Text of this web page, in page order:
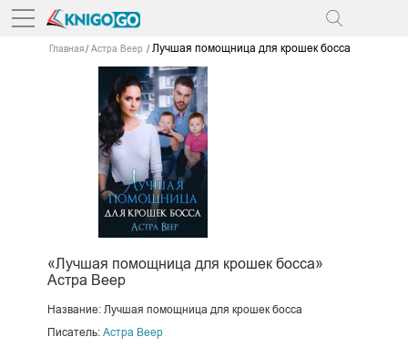
Главная Астра Веер Лучшая помощница для крошек босса
«Лучшая помощница для крошек босса»
Астра Веер
Название: Лучшая помощница для крошек босса
Писатель: Астра Веер